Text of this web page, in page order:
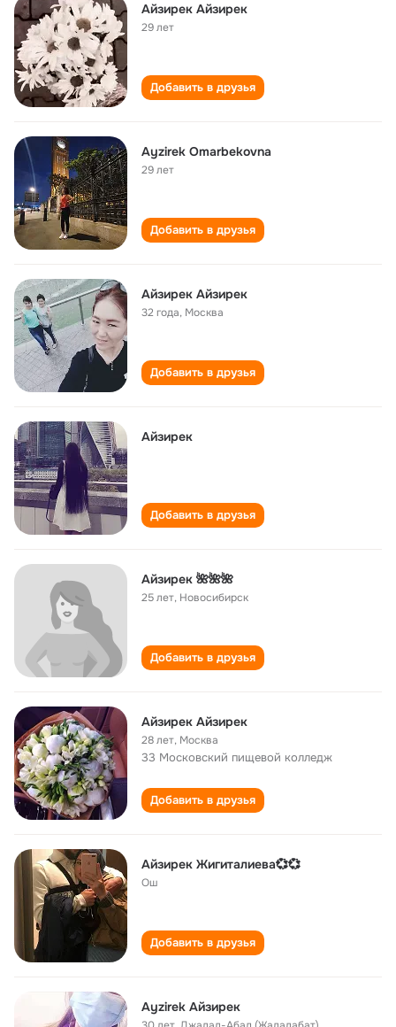
Айзирек Айзирек
29 лет
Добавить в друзья
Ayzirek Omarbekovna
29 лет
Добавить в друзья
Айзирек Айзирек
32 года, Москва
Добавить в друзья
Айзирек
Добавить в друзья
Aйзирек 🌺🌺🌺
25 лет, Новосибирск
Добавить в друзья
Айзирек Айзирек
28 лет, Москва
33 Московский пищевой колледж
Добавить в друзья
Айзирек Жигиталиева💞💞
Ош
Добавить в друзья
Ayzirek Айзирек